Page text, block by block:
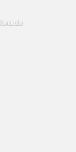
Kapcsolat